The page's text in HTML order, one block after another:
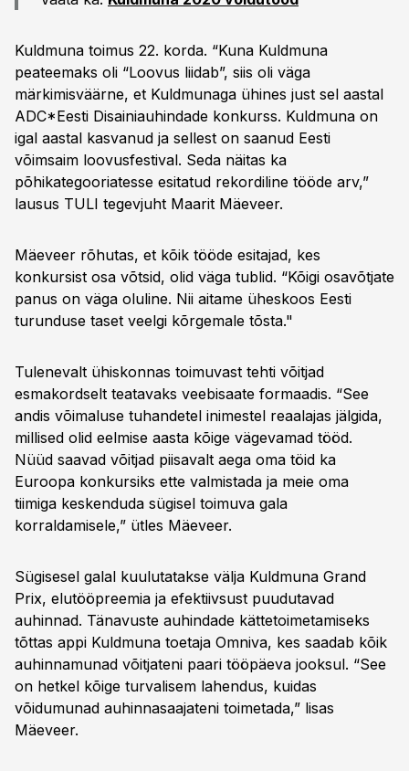
Kuldmuna toimus 22. korda. “Kuna Kuldmuna
peateemaks oli “Loovus liidab”, siis oli väga
märkimisväärne, et Kuldmunaga ühines just sel aastal
ADC*Eesti Disainiauhindade konkurss. Kuldmuna on
igal aastal kasvanud ja sellest on saanud Eesti
võimsaim loovusfestival. Seda näitas ka
põhikategooriatesse esitatud rekordiline tööde arv,”
lausus TULI tegevjuht Maarit Mäeveer.
Mäeveer rõhutas, et kõik tööde esitajad, kes
konkursist osa võtsid, olid väga tublid. “Kõigi osavõtjate
panus on väga oluline. Nii aitame üheskoos Eesti
turunduse taset veelgi kõrgemale tõsta."
Tulenevalt ühiskonnas toimuvast tehti võitjad
esmakordselt teatavaks veebisaate formaadis. “See
andis võimaluse tuhandetel inimestel reaalajas jälgida,
millised olid eelmise aasta kõige vägevamad tööd.
Nüüd saavad võitjad piisavalt aega oma töid ka
Euroopa konkursiks ette valmistada ja meie oma
tiimiga keskenduda sügisel toimuva gala
korraldamisele,” ütles Mäeveer.
Sügisesel galal kuulutatakse välja Kuldmuna Grand
Prix, elutööpreemia ja efektiivsust puudutavad
auhinnad. Tänavuste auhindade kättetoimetamiseks
tõttas appi Kuldmuna toetaja Omniva, kes saadab kõik
auhinnamunad võitjateni paari tööpäeva jooksul. “See
on hetkel kõige turvalisem lahendus, kuidas
võidumunad auhinnasaajateni toimetada,” lisas
Mäeveer.